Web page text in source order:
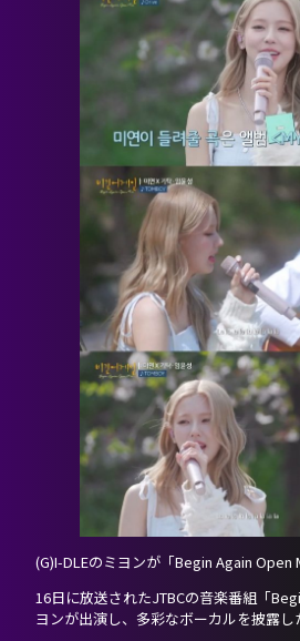
(G)I-DLEのミヨンが「Begin Again Open
16日に放送されたJTBCの音楽番組「
ヨンが出演し、多彩なボーカルを披露し
HOME
NEWS
PROFILE
SCHEDULE
DISCOGRAPHY
NEVERLAND